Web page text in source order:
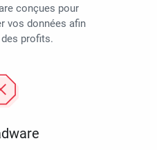
conçues pour
vos données afin
profits.